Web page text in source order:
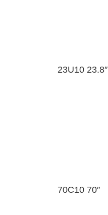
23U10 23.8″
70C10 70″